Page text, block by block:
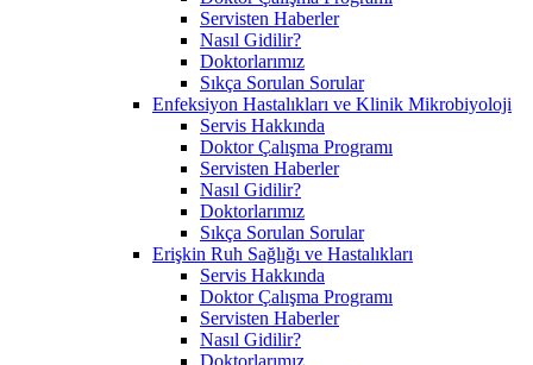
Servisten Haberler
Nasıl Gidilir?
Doktorlarımız
Sıkça Sorulan Sorular
Enfeksiyon Hastalıkları ve Klinik Mikrobiyoloji
Servis Hakkında
Doktor Çalışma Programı
Servisten Haberler
Nasıl Gidilir?
Doktorlarımız
Sıkça Sorulan Sorular
Erişkin Ruh Sağlığı ve Hastalıkları
Servis Hakkında
Doktor Çalışma Programı
Servisten Haberler
Nasıl Gidilir?
Doktorlarımız